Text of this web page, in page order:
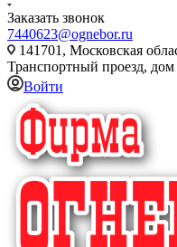
Заказать звонок
7440623@ognebor.ru
141701, Московская
Транспортный проезд, дом
Войти